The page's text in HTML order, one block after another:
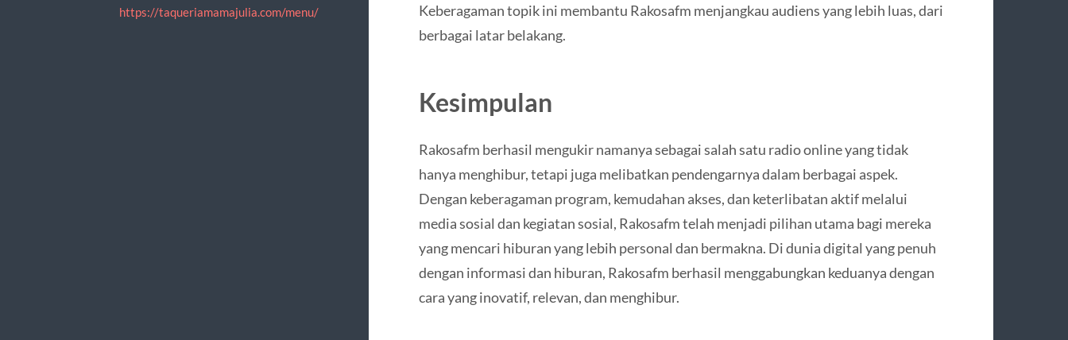
https://taqueriamamajulia.com/menu/
Keberagaman topik ini membantu Rakosafm menjangkau audiens yang lebih luas, dari
berbagai latar belakang.
Kesimpulan
Rakosafm berhasil mengukir namanya sebagai salah satu radio online yang tidak
hanya menghibur, tetapi juga melibatkan pendengarnya dalam berbagai aspek.
Dengan keberagaman program, kemudahan akses, dan keterlibatan aktif melalui
media sosial dan kegiatan sosial, Rakosafm telah menjadi pilihan utama bagi mereka
yang mencari hiburan yang lebih personal dan bermakna. Di dunia digital yang penuh
dengan informasi dan hiburan, Rakosafm berhasil menggabungkan keduanya dengan
cara yang inovatif, relevan, dan menghibur.